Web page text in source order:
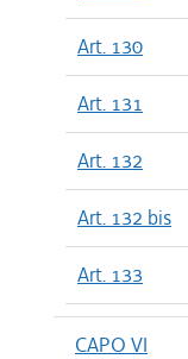
Art. 130
Art. 131
Art. 132
Art. 132 bis
Art. 133
CAPO VI